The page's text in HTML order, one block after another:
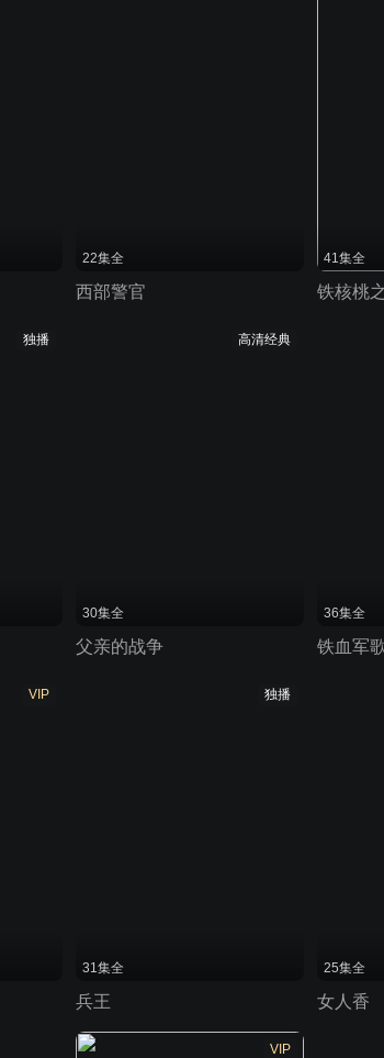
22集全
西部警官
41集全
铁核桃
独播 高清经典
30集全
父亲的战争
36集全
铁血军
VIP 独播
31集全
兵王
25集全
女人香
VIP